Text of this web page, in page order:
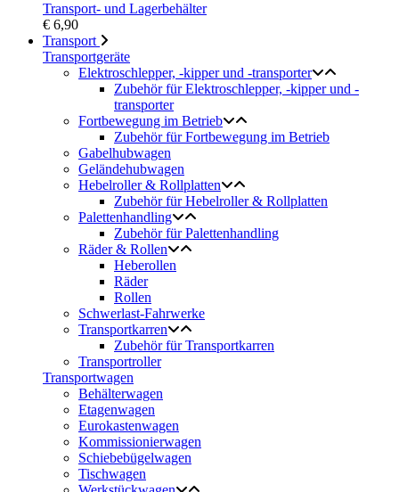
Transport- und Lagerbehälter
€ 6,90
Transport
Transportgeräte
Elektroschlepper, -kipper und -transporter
Zubehör für Elektroschlepper, -kipper und -
transporter
Fortbewegung im Betrieb
Zubehör für Fortbewegung im Betrieb
Gabelhubwagen
Geländehubwagen
Hebelroller & Rollplatten
Zubehör für Hebelroller & Rollplatten
Palettenhandling
Zubehör für Palettenhandling
Räder & Rollen
Heberollen
Räder
Rollen
Schwerlast-Fahrwerke
Transportkarren
Zubehör für Transportkarren
Transportroller
Transportwagen
Behälterwagen
Etagenwagen
Eurokastenwagen
Kommissionierwagen
Schiebebügelwagen
Tischwagen